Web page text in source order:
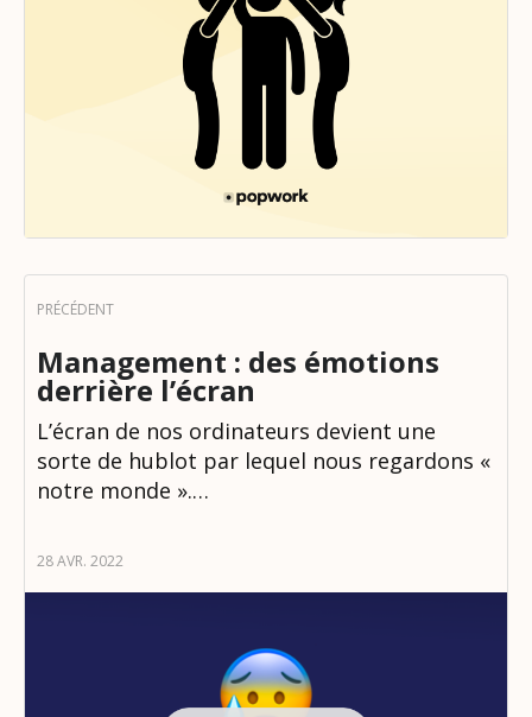
Management : des émotions
derrière l’écran
L’écran de nos ordinateurs devient une
sorte de hublot par lequel nous regardons «
notre monde ».…
28 AVR. 2022